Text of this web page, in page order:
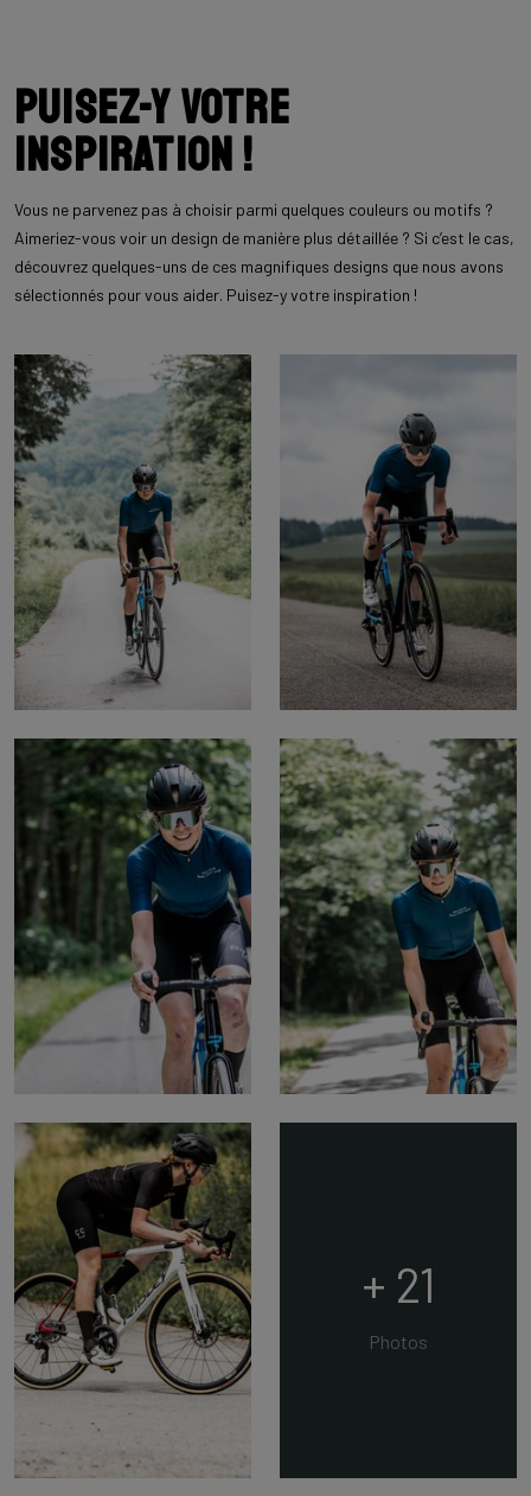
Puisez-y votre
inspiration !
Vous ne parvenez pas à choisir parmi quelques couleurs ou motifs ?
Aimeriez-vous voir un design de manière plus détaillée ? Si c’est le cas,
découvrez quelques-uns de ces magnifiques designs que nous avons
sélectionnés pour vous aider. Puisez-y votre inspiration !
+ 21
Photos